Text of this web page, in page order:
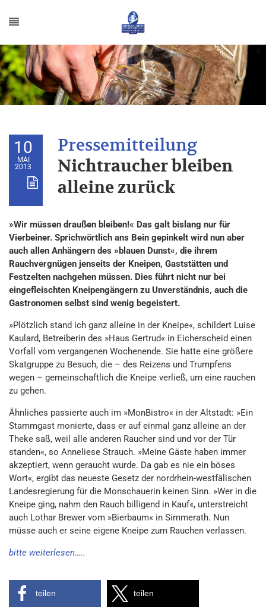
10
MAI
2013
Nichtraucher bleiben
alleine zurück
»Wir müssen draußen bleiben!« Das galt bislang nur für
Vierbeiner. Sprichwörtlich ans Bein gepinkelt wird nun aber
auch allen Anhängern des »blauen Dunst«, die ihrem
Rauchvergnügen jenseits der Kneipen, Gaststätten und
Festzelten nachgehen müssen. Dies führt nicht nur bei
eingefleischten Kneipengängern zu Unverständnis, auch die
Gastronomen selbst sind wenig begeistert.
»Plötzlich stand ich ganz alleine in der Kneipe«, schildert Luise
Kaulard, Betreiberin des »Haus Gertrud« in Eicherscheid einen
Vorfall vom vergangenen Wochenende. Sie hatte eine größere
Skatgruppe zu Besuch, die – des Reizens und Trumpfens
wegen – gemeinschaftlich die Kneipe verließ, um eine rauchen
zu gehen.
Ähnliches passierte auch im »MonBistro« in der Altstadt: »Ein
Stammgast monierte, dass er auf einmal ganz alleine an der
Theke saß, weil alle anderen Raucher sind und vor der Tür
standen«, so Anneliese Strauch. »Meine Gäste haben immer
akzeptiert, wenn geraucht wurde. Da gab es nie ein böses
Wort«, ergibt das neueste Gesetz der nordrhein-westfälischen
Landesregierung für die Monschauerin keinen Sinn. »Wer in die
Kneipe ging, nahm den Rauch billigend in Kauf«, unterstreicht
auch Lothar Brewer vom »Bierbaum« in Simmerath. Nun
müsse auch er seine eigene Kneipe zum Rauchen verlassen.
bitte weiterlesen…..
teilen teilen